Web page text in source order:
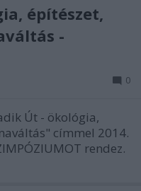
építészet,
-
0
Út - ökológia,
címmel 2014.
rendez.